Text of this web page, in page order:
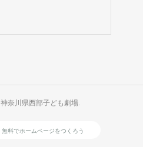
神奈川県西部子ども劇場.
AmebaOwnd
無料でホームページをつくろう